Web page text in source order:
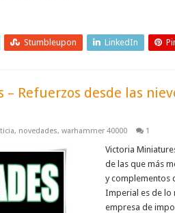
Stumbleupon LinkedIn
Refuerzos desde las
, novedades, warhammer 40000 1
Victoria
de las que más
y complementos
Imperial es de lo
empresa de